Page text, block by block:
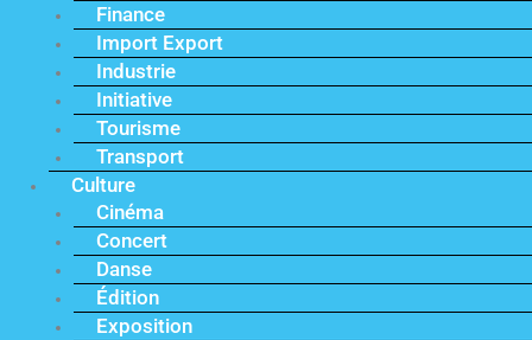
Finance
Import Export
Industrie
Initiative
Tourisme
Transport
Culture
Cinéma
Concert
Danse
Édition
Exposition